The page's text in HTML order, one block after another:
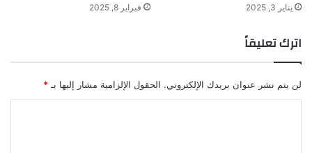
يناير 3, 2025 فبراير 8, 2025
اترك تعليقاً
لن يتم نشر عنوان بريدك الإلكتروني. الحقول الإلزامية مشار إليها بـ *